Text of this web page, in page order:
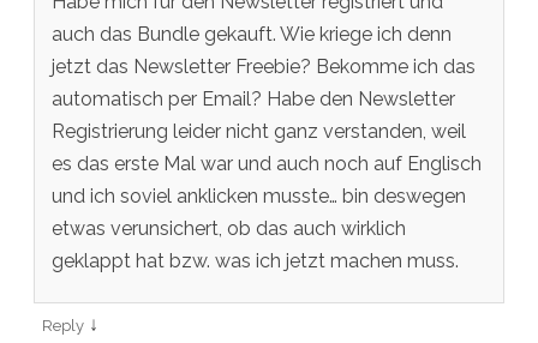
auch das Bundle gekauft. Wie kriege ich denn
jetzt das Newsletter Freebie? Bekomme ich das
automatisch per Email? Habe den Newsletter
Registrierung leider nicht ganz verstanden, weil
es das erste Mal war und auch noch auf Englisch
und ich soviel anklicken musste… bin deswegen
etwas verunsichert, ob das auch wirklich
geklappt hat bzw. was ich jetzt machen muss.
Reply ↓